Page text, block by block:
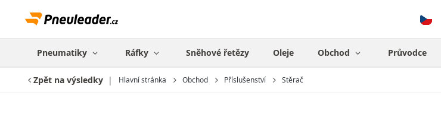
Pneumatiky Ráfky Sněhové řetězy Oleje Obchod Průvodce
Zpět na výsledky Hlavní stránka Obchod Příslušenství Stěrač